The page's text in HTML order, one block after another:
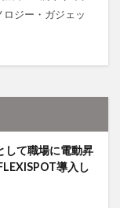
ロジー・ガジェッ
して職場に電動昇
導入し